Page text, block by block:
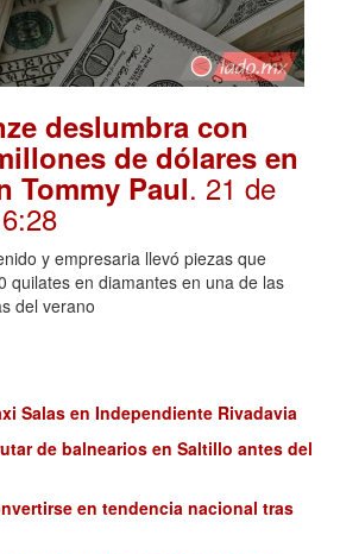
deslumbra con
de dólares en
Tommy Paul. 21 de
y empresaria llevó piezas que
quilates en diamantes en una de las
del verano
Salas en Independiente Rivadavia
de balnearios en Saltillo antes del
en tendencia nacional tras